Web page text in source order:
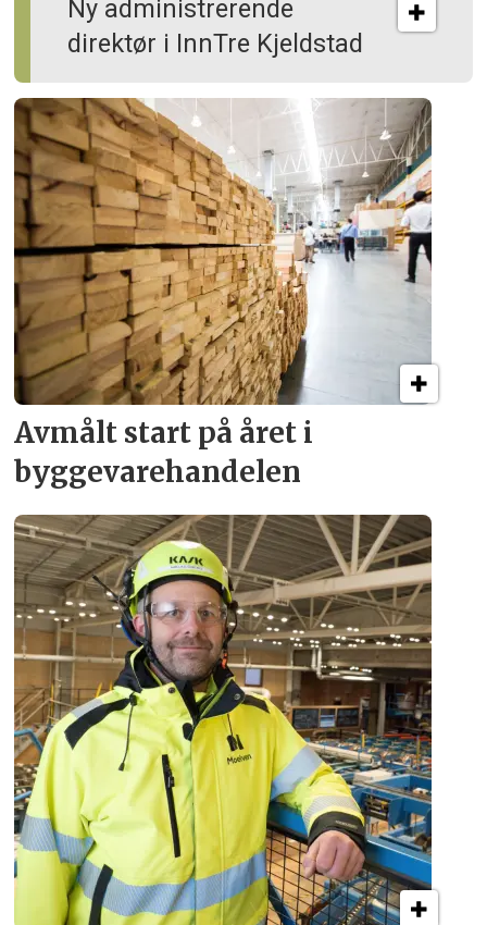
Ny administrerende
direktør i InnTre Kjeldstad
Avmålt start på året i
byggevare­handelen